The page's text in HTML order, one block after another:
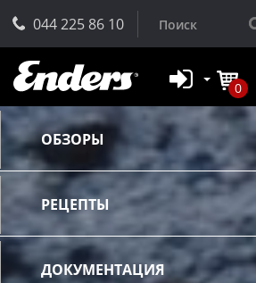
044 225 86 10
0
ОБЗОРЫ
РЕЦЕПТЫ
ДОКУМЕНТАЦИЯ